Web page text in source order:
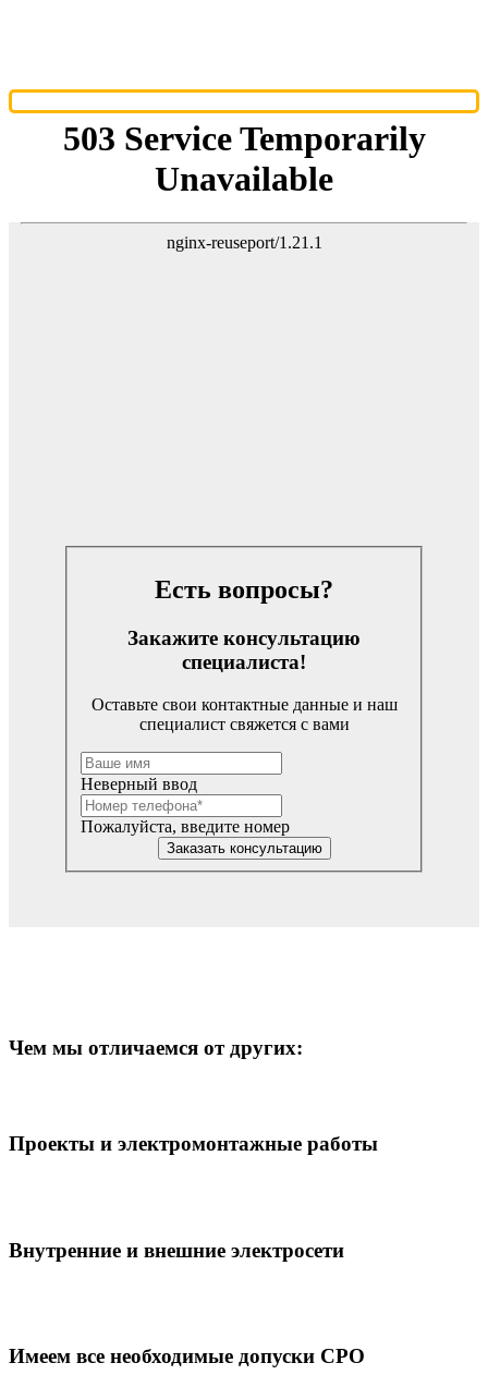
Есть вопросы?
Закажите консультацию
специалиста!
Оставьте свои контактные данные и наш
специалист свяжется с вами
Неверный ввод
Пожалуйста, введите номер
Заказать консультацию
Чем мы отличаемся от других:
Проекты и электромонтажные работы
Внутренние и внешние электросети
Имеем все необходимые допуски СРО